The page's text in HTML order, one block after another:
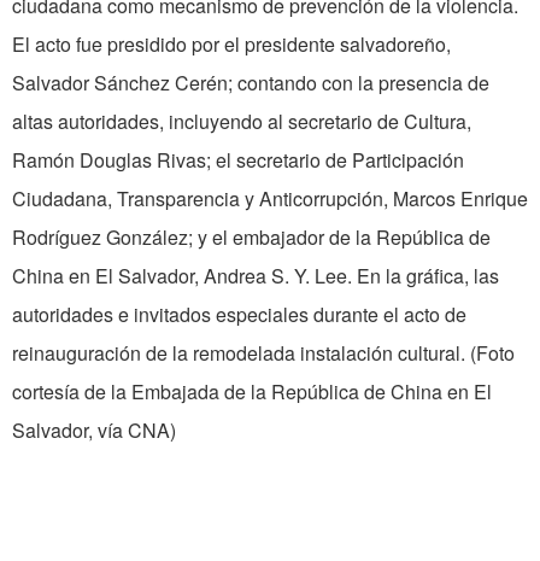
ciudadana como mecanismo de prevención de la violencia.
El acto fue presidido por el presidente salvadoreño,
Salvador Sánchez Cerén; contando con la presencia de
altas autoridades, incluyendo al secretario de Cultura,
Ramón Douglas Rivas; el secretario de Participación
Ciudadana, Transparencia y Anticorrupción, Marcos Enrique
Rodríguez González; y el embajador de la República de
China en El Salvador, Andrea S. Y. Lee. En la gráfica, las
autoridades e invitados especiales durante el acto de
reinauguración de la remodelada instalación cultural. (Foto
cortesía de la Embajada de la República de China en El
Salvador, vía CNA)